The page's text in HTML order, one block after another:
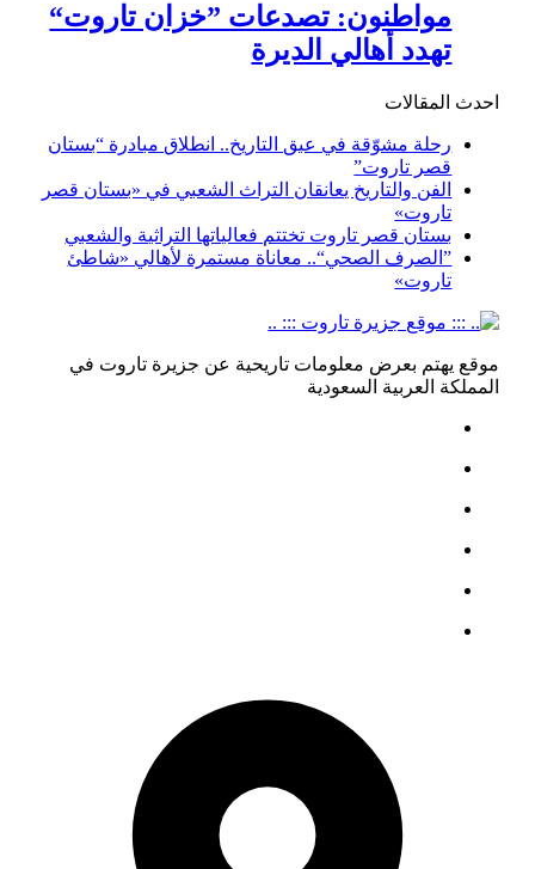
مواطنون: تصدعات ”خزان تاروت“
تهدد أهالي الديرة
احدث المقالات
رحلة مشوّقة في عبق التاريخ.. انطلاق مبادرة “بستان
قصر تاروت”
الفن والتاريخ يعانقان التراث الشعبي في «بستان قصر
تاروت»
بستان قصر تاروت تختتم فعالياتها التراثية والشعبي
”الصرف الصحي“.. معاناة مستمرة لأهالي «شاطئ
تاروت»
موقع يهتم بعرض معلومات تاريحية عن جزيرة تاروت في
المملكة العربية السعودية